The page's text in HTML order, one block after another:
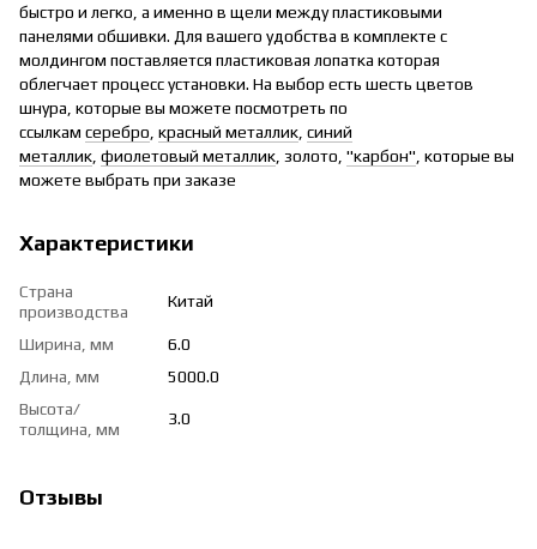
быстро и легко, а именно в щели между пластиковыми
панелями обшивки. Для вашего удобства в комплекте с
молдингом поставляется пластиковая лопатка которая
облегчает процесс установки. На выбор есть шесть цветов
шнура, которые вы можете посмотреть по
ссылкам серебро красный металлик синий
металлик фиолетовый металлик , золото, "карбон" , которые вы
можете выбрать при заказе
Характеристики
Страна
производства
Китай
Ширина, мм
6.0
Длина, мм
5000.0
Высота/
толщина, мм
3.0
Отзывы